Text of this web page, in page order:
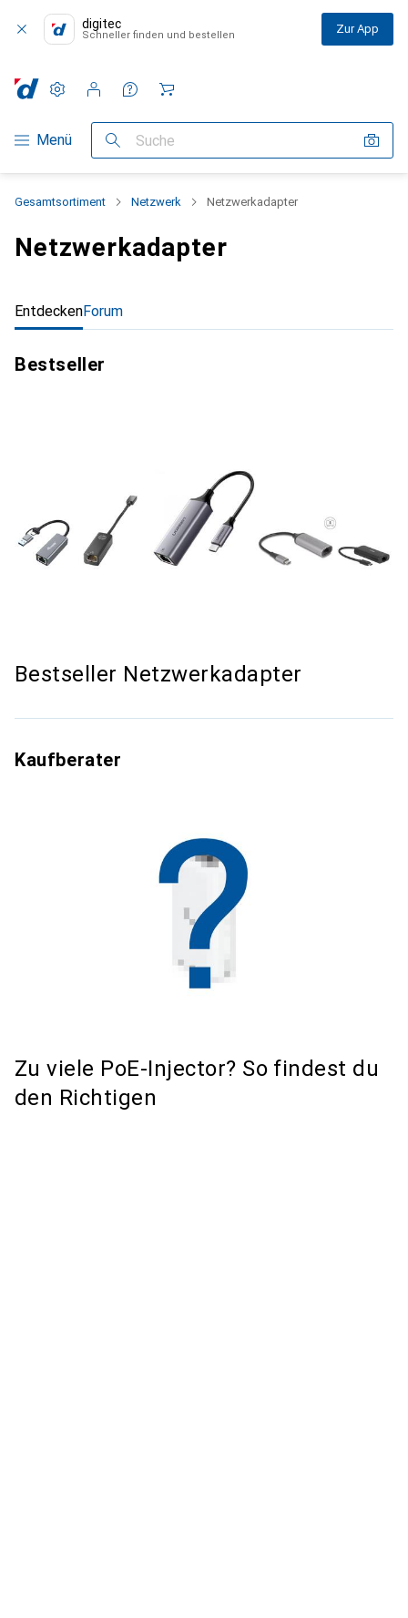
digitec
Schneller finden und bestellen Zur App
Navigation nach Kategorien
Menü Suche
Einstellungen
Kundenkonto
Vergleichslisten
Merklisten
Warenkorb
Gesamtsortiment Netzwerk Netzwerkadapter
Netzwerkadapter
EntdeckenForum
Bestseller
Bestseller Netzwerkadapter
Kaufberater
Zu viele PoE-Injector? So findest du
den Richtigen